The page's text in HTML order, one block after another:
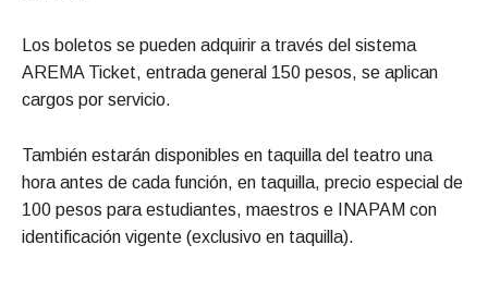
Los boletos se pueden adquirir a través del sistema
AREMA Ticket, entrada general 150 pesos, se aplican
cargos por servicio.
También estarán disponibles en taquilla del teatro una
hora antes de cada función, en taquilla, precio especial de
100 pesos para estudiantes, maestros e INAPAM con
identificación vigente (exclusivo en taquilla).